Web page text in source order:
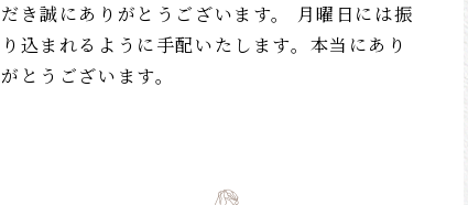
だき誠にありがとうございます。 月曜日には振
り込まれるように手配いたします。本当にあり
がとうございます。